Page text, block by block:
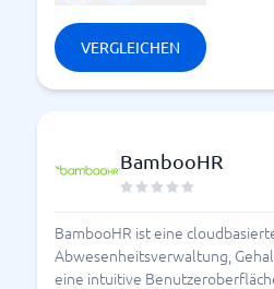
VERGLEICHEN
BambooHR
BambooHR ist eine
Abwesenheitsverwaltung,
eine intuitive